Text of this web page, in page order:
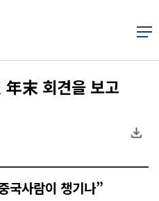
末 회견을 보고
국사람이 챙기나”